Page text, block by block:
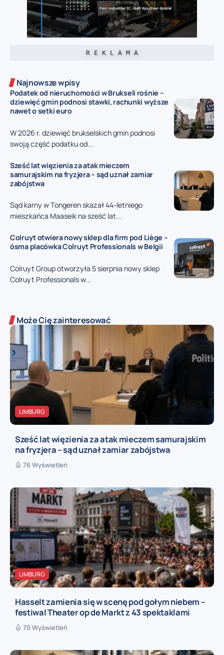
R E K L A M A
Najnowsze wpisy
Podatek od nieruchomości w Brukseli rośnie –
dziewięć gmin podnosi stawki, rachunki wyższe
nawet o setki euro
W 2026 r. dziewięć brukselskich gmin podnosi
swoją część podatku od...
Sześć lat więzienia za atak mieczem
samurajskim na fryzjera – sąd uznał zamiar
zabójstwa
Sąd karny w Tongeren skazał 44-letniego
mieszkańca Maaseik na sześć lat...
Colruyt otwiera nowy sklep dla firm pod Liège –
ósma placówka Colruyt Professionals w Belgii
Colruyt Group otworzyła 5 sierpnia nowy sklep
Colruyt Professionals w...
Może Cię zainteresować
LIMBURG
Sześć lat więzienia za atak mieczem samurajskim
na fryzjera – sąd uznał zamiar zabójstwa
76 Wyświetleń
LIMBURG
Hasselt zamienia się w scenę pod gołym niebem –
festiwal Theater op de Markt z 43 spektaklami
70 Wyświetleń